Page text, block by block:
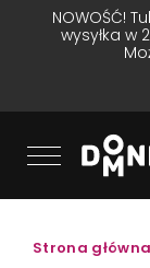
NOWOŚĆ!
wysyłka w
Strona główna